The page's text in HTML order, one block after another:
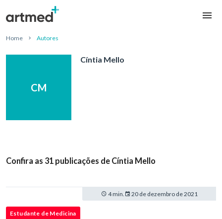
Home Autores
CM
Cíntia Mello
Confira as 31 publicações de Cíntia Mello
4 min. 20 de dezembro de 2021
Estudante de Medicina